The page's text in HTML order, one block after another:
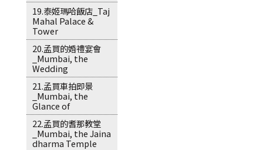
19.泰姬瑪哈飯店_Taj
Mahal Palace &
Tower
20.孟買的婚禮宴會
_Mumbai, the
Wedding
21.孟買車拍即景
_Mumbai, the
Glance of
22.孟買的耆那教堂
_Mumbai, the Jaina
dharma Temple